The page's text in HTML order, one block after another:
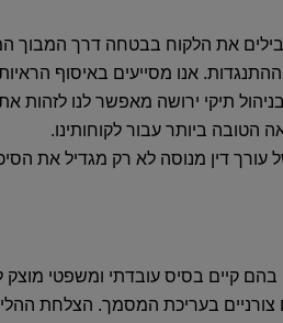
את הלקוח בבטחה דרך המבוך
אנו מסייעים באיסוף
תיקי ירושה מאפשר לנו
ביותר עבור לקוחותינו.
עורך דין מנוסה לא רק מגדיל את
קיים בסיס עובדתי ומשפטי מוצק
בעריכת המסמך. הצלחת